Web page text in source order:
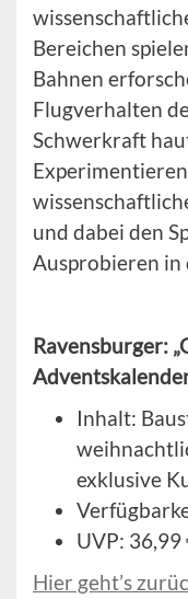
Bereichen
Bahnen
Flugverhalten
Schwerkraft
und dabei den
Ausprobieren
Ravensburger:
Inhalt:
exklusive
UVP: 36,99
Hier geht’s